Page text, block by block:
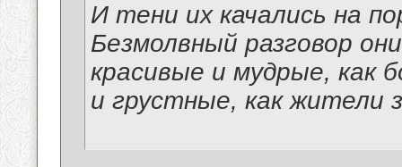
И тени их качались на
Безмолвный разговор
красивые и мудрые, как
и грустные, как жители